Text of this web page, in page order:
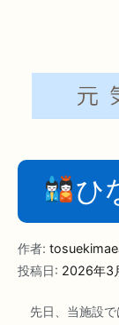
ひ
作者:
投稿日: 2026年3
先日、当施設で